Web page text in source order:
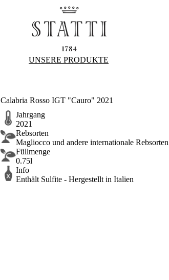
UNSERE PRODUKTE
Calabria Rosso IGT "Cauro" 2021
Jahrgang
2021
Rebsorten
Magliocco und andere internationale Rebsorten
Füllmenge
0.75l
Info
Enthält Sulfite - Hergestellt in Italien